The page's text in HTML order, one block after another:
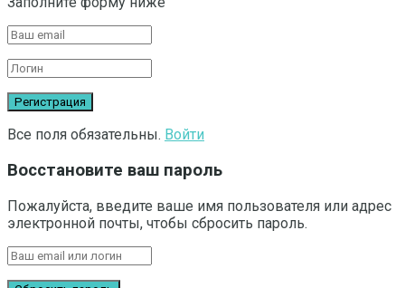
Все поля обязательны. Войти
Восстановите ваш пароль
Пожалуйста, введите ваше имя пользователя или адрес
электронной почты, чтобы сбросить пароль.